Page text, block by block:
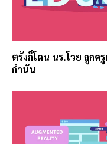
ตรังก็โดน นร.โวย ถูก
กำนัน